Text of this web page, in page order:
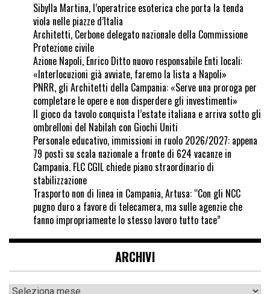
Sibylla Martina, l’operatrice esoterica che porta la tenda
viola nelle piazze d’Italia
Architetti, Cerbone delegato nazionale della Commissione
Protezione civile
Azione Napoli, Enrico Ditto nuovo responsabile Enti locali:
«Interlocuzioni già avviate, faremo la lista a Napoli»
PNRR, gli Architetti della Campania: «Serve una proroga per
completare le opere e non disperdere gli investimenti»
Il gioco da tavolo conquista l’estate italiana e arriva sotto gli
ombrelloni del Nabilah con Giochi Uniti
Personale educativo, immissioni in ruolo 2026/2027: appena
79 posti su scala nazionale a fronte di 624 vacanze in
Campania. FLC CGIL chiede piano straordinario di
stabilizzazione
Trasporto non di linea in Campania, Artusa: “Con gli NCC
pugno duro a favore di telecamera, ma sulle agenzie che
fanno impropriamente lo stesso lavoro tutto tace”
ARCHIVI